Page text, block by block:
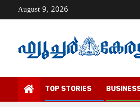
August 9, 2026
TOP STORIES